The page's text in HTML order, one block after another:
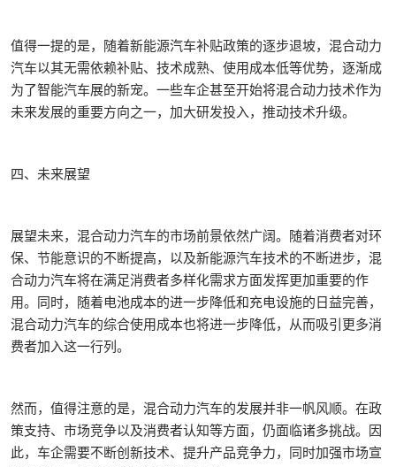
值得一提的是，随着新能源汽车补贴政策的逐步退坡，混合动力
汽车以其无需依赖补贴、技术成熟、使用成本低等优势，逐渐成
为了智能汽车展的新宠。一些车企甚至开始将混合动力技术作为
未来发展的重要方向之一，加大研发投入，推动技术升级。
四、未来展望‌
展望未来，混合动力汽车的市场前景依然广阔。随着消费者对环
保、节能意识的不断提高，以及新能源汽车技术的不断进步，混
合动力汽车将在满足消费者多样化需求方面发挥更加重要的作
用。同时，随着电池成本的进一步降低和充电设施的日益完善，
混合动力汽车的综合使用成本也将进一步降低，从而吸引更多消
费者加入这一行列。
然而，值得注意的是，混合动力汽车的发展并非一帆风顺。在政
策支持、市场竞争以及消费者认知等方面，仍面临诸多挑战。因
此，车企需要不断创新技术、提升产品竞争力，同时加强市场宣